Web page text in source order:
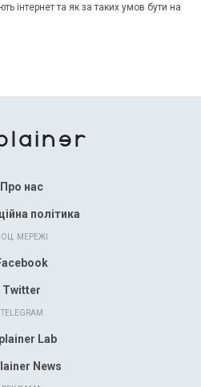
інтернет та як за таких умов бути на
Про нас
політика
МЕРЕЖІ
Twitter
TELEGRAM
Lab
News